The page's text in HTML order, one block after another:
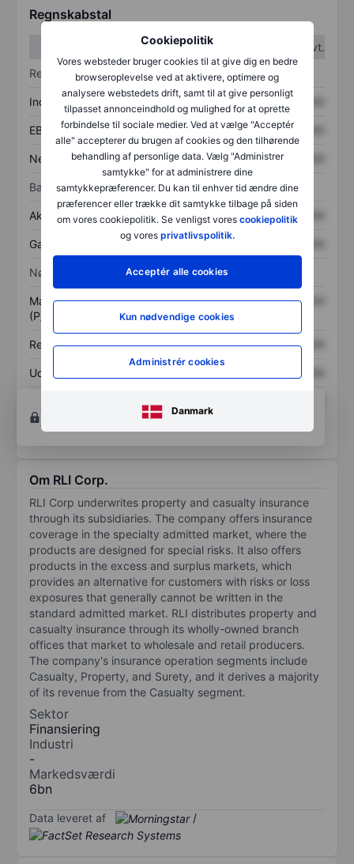
Cookiepolitik
Vores websteder bruger cookies til at give dig en bedre
browseroplevelse ved at aktivere, optimere og
analysere webstedets drift, samt til at give personligt
tilpasset annonceindhold og mulighed for at oprette
forbindelse til sociale medier. Ved at vælge "Acceptér
alle" accepterer du brugen af cookies og den tilhørende
behandling af personlige data. Vælg "Administrer
samtykke" for at administrere dine
samtykkepræferencer. Du kan til enhver tid ændre dine
præferencer eller trække dit samtykke tilbage på siden
om vores cookiepolitik. Se venligst vores cookiepolitik
og vores privatlivspolitik.
Acceptér alle cookies
Kun nødvendige cookies
Administrér cookies
Danmark
Regnskabstal
1. kvt.
2. kvt.
Resultatopgørelse
Indtægter XXXXXXX XXXXXXX
EBITDA XXXXXXX XXXXXXX
Nettoresultat XXXXXXX XXXXXXX
Balance
Aktiver i alt XXXXXXX XXXXXXX
Gæld XXXXXXX
Nøgletal
Markedsværdi/omsætning
(P/S)
XXXXXXX XXXXXXX
Resultat pr. aktie (EPS) XXXXXXX XXXXXXX
Udbytte pr. aktie XXXXXXX
Opret konto
for at få adgang til flere diagrammer
og analyse værktøjer.
Om RLI Corp.
RLI Corp underwrites property and casualty insurance
through its subsidiaries. The company offers insurance
coverage in the specialty admitted market, where the
products are designed for special risks. It also offers
products in the excess and surplus markets, which
provides an alternative for customers with risks or loss
exposures that generally cannot be written in the
standard admitted market. RLI distributes property and
casualty insurance through its wholly-owned branch
offices that market to wholesale and retail producers.
The company's insurance operation segments include
Casualty, Property, and Surety, and it derives a majority
of its revenue from the Casualty segment.
Sektor
Finansiering
Industri
-
Markedsværdi
6bn
Data leveret af /